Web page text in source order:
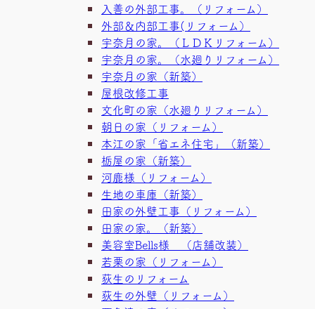
入善の外部工事。（リフォーム）
外部＆内部工事(リフォーム）
宇奈月の家。（ＬＤＫリフォーム）
宇奈月の家。（水廻りリフォーム）
宇奈月の家（新築）
屋根改修工事
文化町の家（水廻りリフォーム）
朝日の家（リフォーム）
本江の家「省エネ住宅」（新築）
栃屋の家（新築）
河鹿様（リフォーム）
生地の車庫（新築）
田家の外壁工事（リフォーム）
田家の家。（新築）
美容室Bells様 （店舗改装）
若栗の家（リフォーム）
荻生のリフォーム
荻生の外壁（リフォーム）